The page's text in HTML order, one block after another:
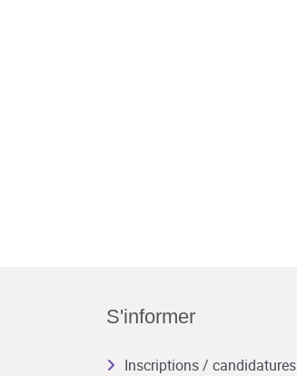
S'informer
Inscriptions / candidatures